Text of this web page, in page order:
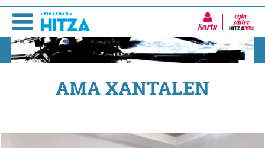
Sartu
AMA XANTALEN